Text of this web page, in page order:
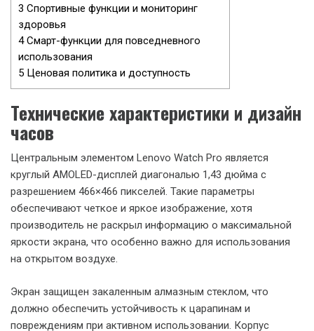
3 Спортивные функции и мониторинг
здоровья
4Смарт-функции для повседневного
использования
5 Ценовая политика и доступность
Технические характеристики и дизайн
часов
Центральным элементом Lenovo Watch Pro является
круглый AMOLED-дисплей диагональю 1,43 дюйма с
разрешением 466×466 пикселей. Такие параметры
обеспечивают четкое и яркое изображение, хотя
производитель не раскрыл информацию о максимальной
яркости экрана, что особенно важно для использования
на открытом воздухе.
Экран защищен закаленным алмазным стеклом, что
должно обеспечить устойчивость к царапинам и
повреждениям при активном использовании. Корпус